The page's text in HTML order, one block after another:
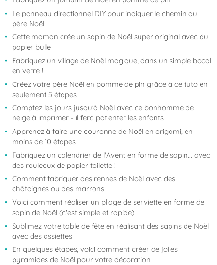
Le panneau directionnel DIY pour indiquer le chemin au
père Noël
Cette maman crée un sapin de Noël super original avec du
papier bulle
Fabriquez un village de Noël magique, dans un simple bocal
en verre !
Créez votre père Noël en pomme de pin grâce à ce tuto en
seulement 5 étapes
Comptez les jours jusqu'à Noël avec ce bonhomme de
neige à imprimer - il fera patienter les enfants
Apprenez à faire une couronne de Noël en origami, en
moins de 10 étapes
Fabriquez un calendrier de l'Avent en forme de sapin... avec
des rouleaux de papier toilette !
Comment fabriquer des rennes de Noël avec des
châtaignes ou des marrons
Voici comment réaliser un pliage de serviette en forme de
sapin de Noël (c'est simple et rapide)
Sublimez votre table de fête en réalisant des sapins de Noël
avec des assiettes
En quelques étapes, voici comment créer de jolies
pyramides de Noël pour votre décoration